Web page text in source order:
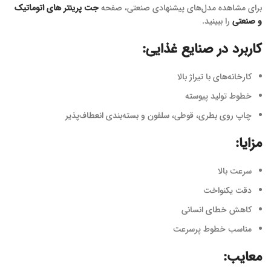
برای مشاهده مدل‌های پیشنهادی صنعتی، صفحهجت پرینتر های اتوماتیک
و صنعتی را ببینید.
کاربرد در صنایع غذایی:
کارخانه‌های با تیراژ بالا
خطوط تولید پیوسته
چاپ روی بطری، قوطی، سلفون و بسته‌بندی انعطاف‌پذیر
مزایا:
سرعت بالا
دقت یکنواخت
کاهش خطای انسانی
مناسب خطوط پرسرعت
معایب: